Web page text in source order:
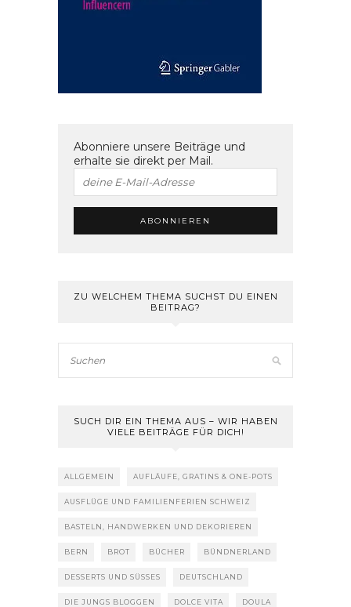
Abonniere unsere Beiträge und
erhalte sie direkt per Mail.
ZU WELCHEM THEMA SUCHST DU EINEN
BEITRAG?
SUCH DIR EIN THEMA AUS – WIR HABEN
VIELE BEITRÄGE FÜR DICH!
ALLGEMEIN AUFLÄUFE, GRATINS & ONE-POTS
AUSFLÜGE UND FAMILIENFERIEN SCHWEIZ
BASTELN, HANDWERKEN UND DEKORIEREN
BERN BROT BÜCHER BÜNDNERLAND
DESSERTS UND SÜSSES DEUTSCHLAND
DIE JUNGS BLOGGEN DOLCE VITA DOULA